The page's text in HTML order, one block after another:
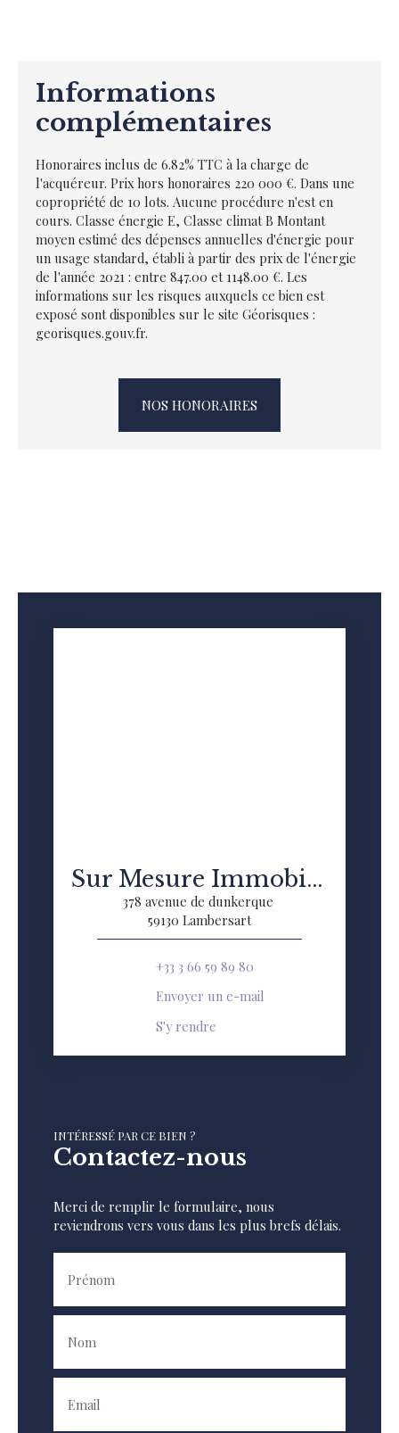
Informations
complémentaires
Honoraires inclus de 6.82% TTC à la charge de
l'acquéreur. Prix hors honoraires 220 000 €. Dans une
copropriété de 10 lots. Aucune procédure n'est en
cours. Classe énergie E, Classe climat B Montant
moyen estimé des dépenses annuelles d'énergie pour
un usage standard, établi à partir des prix de l'énergie
de l'année 2021 : entre 847.00 et 1148.00 €. Les
informations sur les risques auxquels ce bien est
exposé sont disponibles sur le site Géorisques :
georisques.gouv.fr.
NOS HONORAIRES
Sur Mesure Immobilier
378 avenue de dunkerque
59130 Lambersart
+33 3 66 59 89 80
Envoyer un e-mail
S'y rendre
INTÉRESSÉ PAR CE BIEN ?
Contactez-nous
Merci de remplir le formulaire, nous
reviendrons vers vous dans les plus brefs délais.
Prénom
Nom
Email